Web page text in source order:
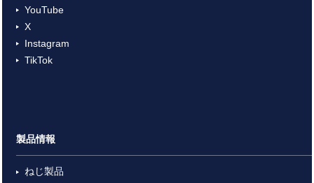
YouTube
X
Instagram
TikTok
製品情報
ねじ製品